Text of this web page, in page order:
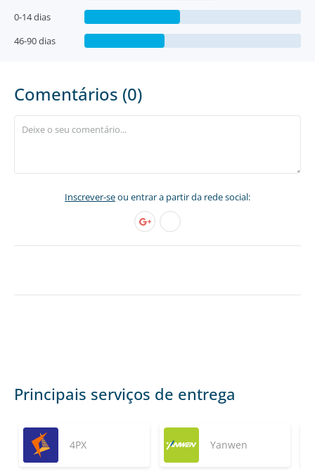
0-14 dias
46-90 dias
Comentários (0)
Inscrever-seou entrar a partir da rede social:
Principais serviços de entrega
4PX Yanwen